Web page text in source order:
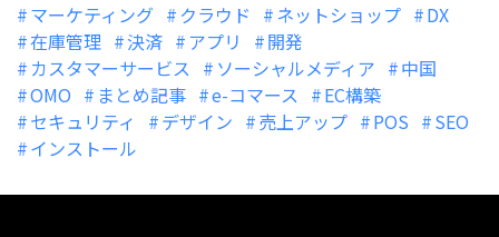
マーケティング
クラウド ネットショップ
DX
在庫管理
決済 アプリ
開発
カスタマーサービス
ソーシャルメディア
中国
OMO
まとめ記事 e-コマース
EC構築
セキュリティ
デザイン 売上アップ POS
SEO
インストール